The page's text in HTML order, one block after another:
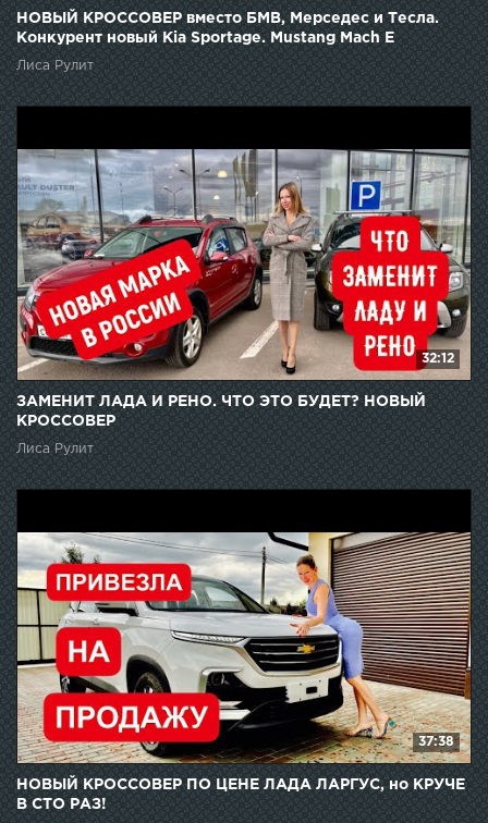
НОВЫЙ КРОССОВЕР вместо БМВ, Мерседес и Тесла.
Конкурент новый Kia Sportage. Mustang Mach E
Лиса Рулит
32:12
ЗАМЕНИТ ЛАДА И РЕНО. ЧТО ЭТО БУДЕТ? НОВЫЙ
КРОССОВЕР
Лиса Рулит
37:38
НОВЫЙ КРОССОВЕР ПО ЦЕНЕ ЛАДА ЛАРГУС, но КРУЧЕ
В СТО РАЗ!